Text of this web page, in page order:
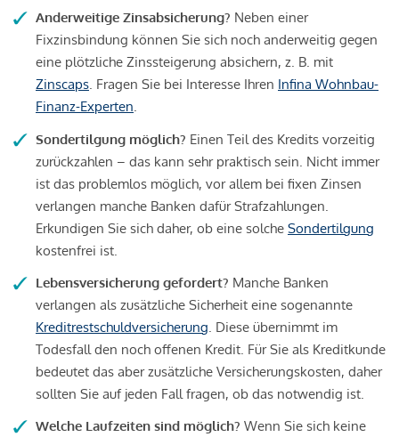
Anderweitige Zinsabsicherung? Neben einer
Fixzinsbindung können Sie sich noch anderweitig gegen
eine plötzliche Zinssteigerung absichern, z. B. mit
Zinscaps. Fragen Sie bei Interesse Ihren Infina Wohnbau-
Finanz-Experten.
Sondertilgung möglich? Einen Teil des Kredits vorzeitig
zurückzahlen – das kann sehr praktisch sein. Nicht immer
ist das problemlos möglich, vor allem bei fixen Zinsen
verlangen manche Banken dafür Strafzahlungen.
Erkundigen Sie sich daher, ob eine solche Sondertilgung
kostenfrei ist.
Lebensversicherung gefordert? Manche Banken
verlangen als zusätzliche Sicherheit eine sogenannte
Kreditrestschuldversicherung. Diese übernimmt im
Todesfall den noch offenen Kredit. Für Sie als Kreditkunde
bedeutet das aber zusätzliche Versicherungskosten, daher
sollten Sie auf jeden Fall fragen, ob das notwendig ist.
Welche Laufzeiten sind möglich? Wenn Sie sich keine